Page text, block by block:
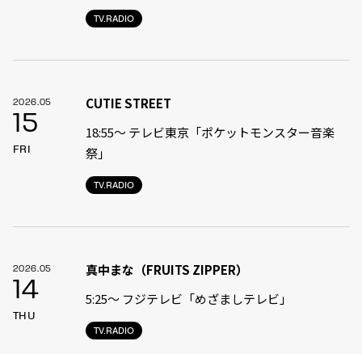
TV.RADIO
2026.05
15
FRI
TV.RADIO
CUTIE STREET
18:55〜 テレビ東京「ポケットモンスター音楽
祭」
2026.05
14
THU
TV.RADIO
真中まな（FRUITS ZIPPER）
5:25〜 フジテレビ「めざましテレビ」